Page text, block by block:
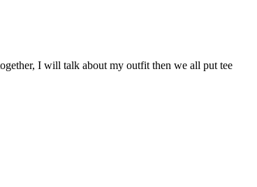
I will talk about my outfit then we all put tee